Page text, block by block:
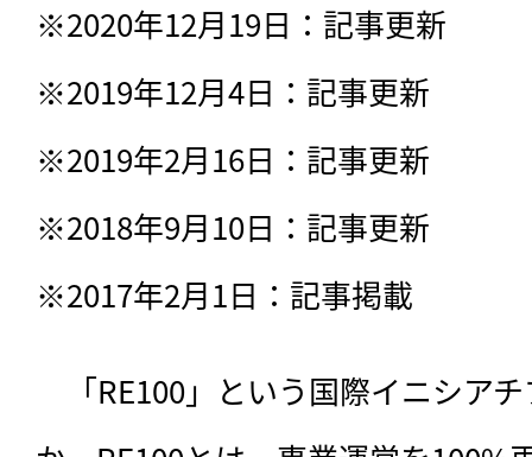
※2020年12月19日：記事更新
※2019年12月4日：記事更新
※2019年2月16日：記事更新
※2018年9月10日：記事更新
※2017年2月1日：記事掲載
「RE100」という国際イニシア